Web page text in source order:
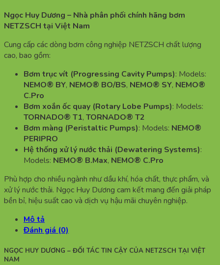
Ngọc Huy Dương – Nhà phân phối chính hãng bơm
NETZSCH tại Việt Nam
Cung cấp các dòng bơm công nghiệp NETZSCH chất lượng
cao, bao gồm:
Bơm trục vít (Progressing Cavity Pumps): Models:
NEMO® BY, NEMO® BO/BS, NEMO® SY, NEMO®
C.Pro
Bơm xoắn ốc quay (Rotary Lobe Pumps): Models:
TORNADO® T1, TORNADO® T2
Bơm màng (Peristaltic Pumps): Models: NEMO®
PERIPRO
Hệ thống xử lý nước thải (Dewatering Systems):
Models: NEMO® B.Max, NEMO® C.Pro
Phù hợp cho nhiều ngành như dầu khí, hóa chất, thực phẩm, và
xử lý nước thải. Ngọc Huy Dương cam kết mang đến giải pháp
bền bỉ, hiệu suất cao và dịch vụ hậu mãi chuyên nghiệp.
Mô tả
Đánh giá (0)
NGỌC HUY DƯƠNG – ĐỐI TÁC TIN CẬY CỦA NETZSCH TẠI VIỆT
NAM